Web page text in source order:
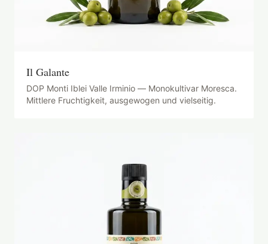
Il Galante
DOP Monti Iblei Valle Irminio — Monokultivar Moresca.
Mittlere Fruchtigkeit, ausgewogen und vielseitig.